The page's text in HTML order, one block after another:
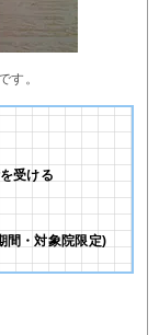
す。
受ける
間・対象院限定)